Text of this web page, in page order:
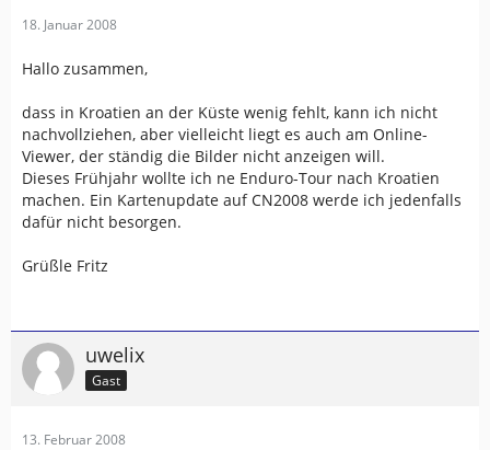
18. Januar 2008
Hallo zusammen,
dass in Kroatien an der Küste wenig fehlt, kann ich nicht
nachvollziehen, aber vielleicht liegt es auch am Online-
Viewer, der ständig die Bilder nicht anzeigen will.
Dieses Frühjahr wollte ich ne Enduro-Tour nach Kroatien
machen. Ein Kartenupdate auf CN2008 werde ich jedenfalls
dafür nicht besorgen.
Grüßle Fritz
uwelix
Gast
13. Februar 2008